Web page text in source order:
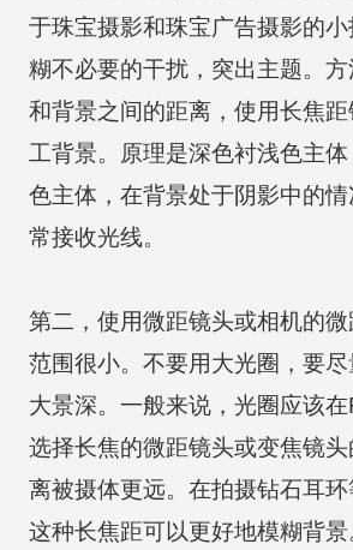
于珠宝摄影和珠宝广告摄影的
糊不必要的干扰，突出主题。
和背景之间的距离，使用长焦
工背景。原理是深色衬浅色主
色主体，在背景处于阴影中的
常接收光线。
第二，使用微距镜头或相机的
范围很小。不要用大光圈，要
大景深。一般来说，光圈应该
选择长焦的微距镜头或变焦镜
离被摄体更远。在拍摄钻石耳环
这种长焦距可以更好地模糊背景